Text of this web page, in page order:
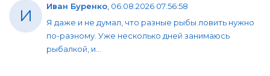
И Иван Буренко 06.08.2026 07:56:58
Я даже и не думал, что разные рыбы ловить нужно
по-разному. Уже несколько дней занимаюсь
рыбалкой, и...